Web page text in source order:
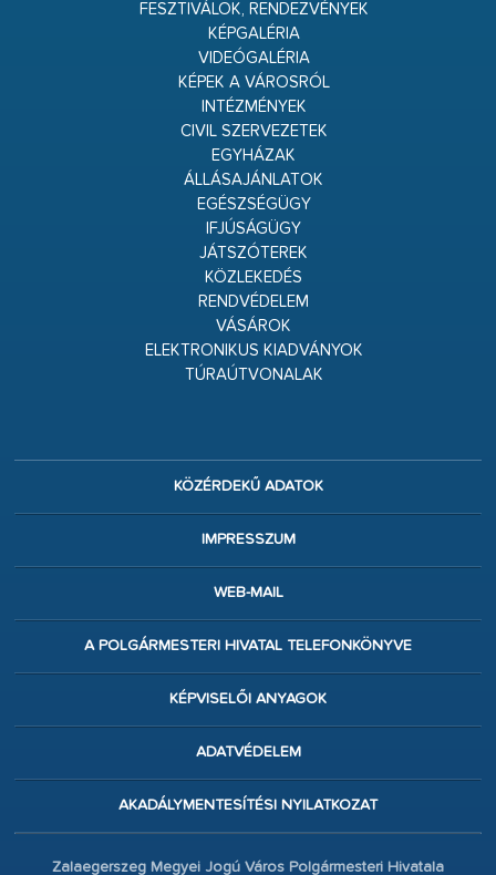
FESZTIVÁLOK, RENDEZVÉNYEK
KÉPGALÉRIA
VIDEÓGALÉRIA
KÉPEK A VÁROSRÓL
INTÉZMÉNYEK
CIVIL SZERVEZETEK
EGYHÁZAK
ÁLLÁSAJÁNLATOK
EGÉSZSÉGÜGY
IFJÚSÁGÜGY
JÁTSZÓTEREK
KÖZLEKEDÉS
RENDVÉDELEM
VÁSÁROK
ELEKTRONIKUS KIADVÁNYOK
TÚRAÚTVONALAK
KÖZÉRDEKŰ ADATOK
IMPRESSZUM
WEB-MAIL
A POLGÁRMESTERI HIVATAL TELEFONKÖNYVE
KÉPVISELŐI ANYAGOK
ADATVÉDELEM
AKADÁLYMENTESÍTÉSI NYILATKOZAT
Zalaegerszeg Megyei Jogú Város Polgármesteri Hivatala